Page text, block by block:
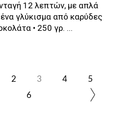
12 λεπτών, με απλά
γλύκισμα από καρύδες
• 250 γρ.
2 3 4
5
6